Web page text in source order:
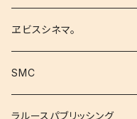
ヱビスシネマ。
SMC
ラルースパブリッシング